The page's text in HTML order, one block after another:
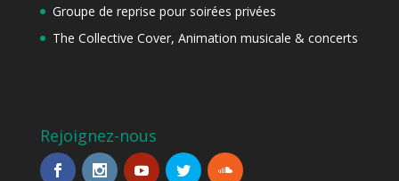
Groupe de reprise pour soirées privées
The Collective Cover, Animation musicale & concerts
Rejoignez-nous